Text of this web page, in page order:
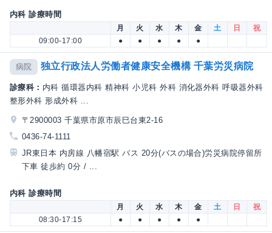
内科 診療時間
月 火 水 木 金 土 日
祝
09:00-17:00
● ● ● ● ●
病院 独立行政法人労働者健康安全機構 千葉労災病院
診療科： 内科 循環器内科 精神科 小児科 外科 消化器外科 呼吸器外科
整形外科 形成外科 ...
〒2900003 千葉県市原市辰巳台東2-16
0436-74-1111
JR東日本 内房線 八幡宿駅 バス 20分(バスの場合)労災病院停留所
下車 徒歩約 0分 / ...
内科 診療時間
月 火 水 木 金 土 日
祝
08:30-17:15
● ● ● ● ●